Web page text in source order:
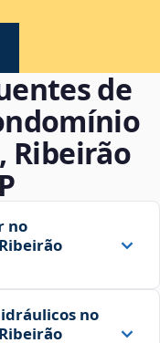
de
Ribeirão
no
no